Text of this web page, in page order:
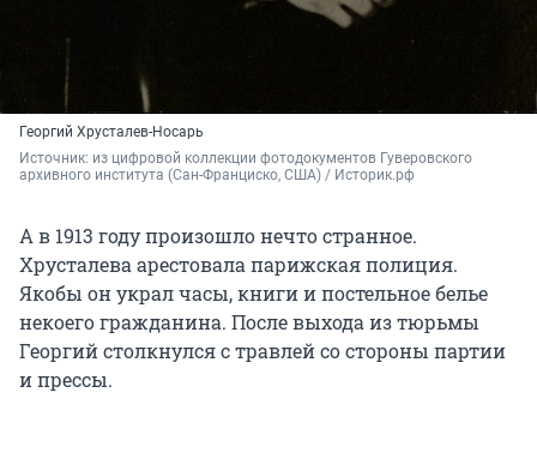
Георгий Хрусталев-Носарь
Источник: из цифровой коллекции фотодокументов Гуверовского
архивного института (Сан-Франциско, США) / Историк.рф
А в 1913 году произошло нечто странное.
Хрусталева арестовала парижская полиция.
Якобы он украл часы, книги и постельное белье
некоего гражданина. После выхода из тюрьмы
Георгий столкнулся с травлей со стороны партии
и прессы.